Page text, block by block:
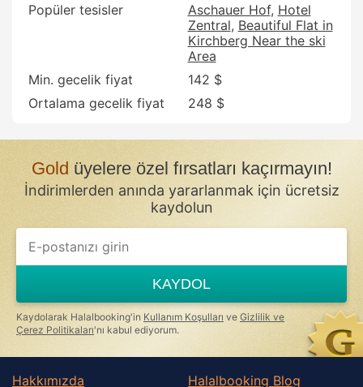
Popüler tesisler
Aschauer Hof Hotel
Zentral Beautiful Flat in
Kirchberg Near the ski
Area
Min. gecelik fiyat
142 $
Ortalama gecelik fiyat
248 $
Goldüyelere özel fırsatları kaçırmayın!
İndirimlerden anında yararlanmak için ücretsiz
kaydolun
KAYDOL
Kaydolarak Halalbooking'in Kullanım Koşulları ve Gizlilik ve
Çerez Politikaları'nı kabul ediyorum.
Hakkımızda
Halalbooking Blog